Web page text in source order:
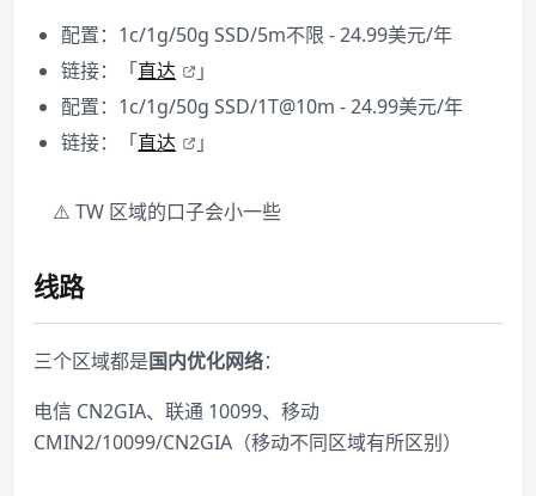
配置：1c/1g/50g SSD/5m不限 - 24.99美元/年
链接：「直达
」
配置：1c/1g/50g SSD/1T@10m - 24.99美元/年
链接：「直达 」
⚠️ TW 区域的口子会小一些
线路
三个区域都是国内优化网络：
电信 CN2GIA、联通 10099、移动
CMIN2/10099/CN2GIA（移动不同区域有所区别）